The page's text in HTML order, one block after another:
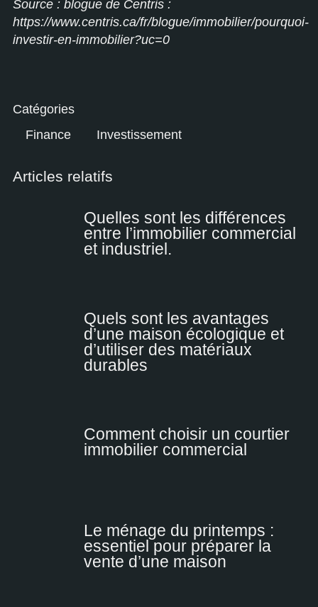
Source : blogue de Centris :
https://www.centris.ca/fr/blogue/immobilier/pourquoi-
investir-en-immobilier?uc=0
Catégories
Finance
Investissement
Articles relatifs
Quelles sont les différences
entre l’immobilier commercial
et industriel.
Quels sont les avantages
d’une maison écologique et
d’utiliser des matériaux
durables
Comment choisir un courtier
immobilier commercial
Le ménage du printemps :
essentiel pour préparer la
vente d’une maison